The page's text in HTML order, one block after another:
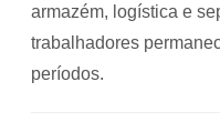
armazém, logística e
trabalhadores
períodos.